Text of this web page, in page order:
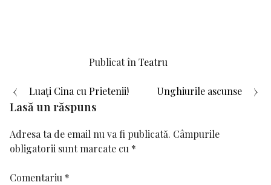
Publicat înTeatru
Navigare
articole
Unghiurile ascunse
Luați Cina cu Prietenii!
Lasă un răspuns
Adresa ta de email nu va fi publicată. Câmpurile
obligatorii sunt marcate cu *
Comentariu *